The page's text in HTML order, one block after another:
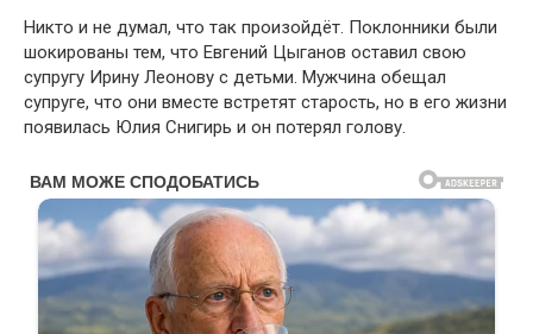
Никто и не думал, что так произойдёт. Поклонники были
шокированы тем, что Евгений Цыганов оставил свою
супругу Ирину Леонову с детьми. Мужчина обещал
супруге, что они вместе встретят старость, но в его жизни
появилась Юлия Снигирь и он потерял голову.